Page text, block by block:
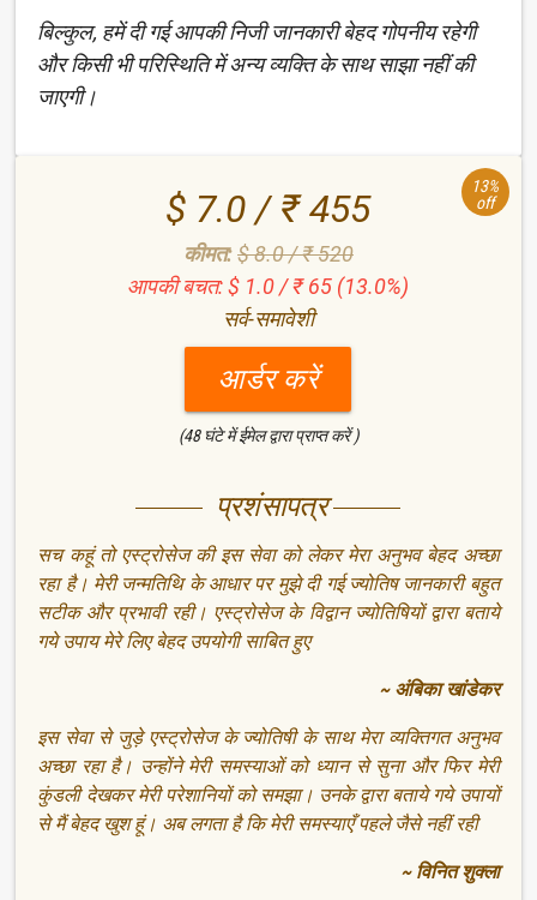
बिल्कुल, हमें दी गई आपकी निजी जानकारी बेहद गोपनीय रहेगी
और किसी भी परिस्थिति में अन्य व्यक्ति के साथ साझा नहीं की
जाएगी।
13%
off
$ 7.0 / ₹ 455
कीमत:$ 8.0 / ₹ 520
आपकी बचत: $ 1.0 / ₹ 65 (13.0%)
सर्व-समावेशी
आर्डर करें
(48 घंटे में ईमेल द्वारा प्राप्त करें )
प्रशंसापत्र
सच कहूं तो एस्ट्रोसेज की इस सेवा को लेकर मेरा अनुभव बेहद अच्छा
रहा है। मेरी जन्मतिथि के आधार पर मुझे दी गई ज्योतिष जानकारी बहुत
सटीक और प्रभावी रही। एस्ट्रोसेज के विद्वान ज्योतिषियों द्वारा बताये
गये उपाय मेरे लिए बेहद उपयोगी साबित हुए
~ अंबिका खांडेकर
इस सेवा से जुड़े एस्ट्रोसेज के ज्योतिषी के साथ मेरा व्यक्तिगत अनुभव
अच्छा रहा है। उन्होंने मेरी समस्याओं को ध्यान से सुना और फिर मेरी
कुंडली देखकर मेरी परेशानियों को समझा। उनके द्वारा बताये गये उपायों
से मैं बेहद खुश हूं। अब लगता है कि मेरी समस्याएँ पहले जैसे नहीं रही
~ विनित शुक्ला